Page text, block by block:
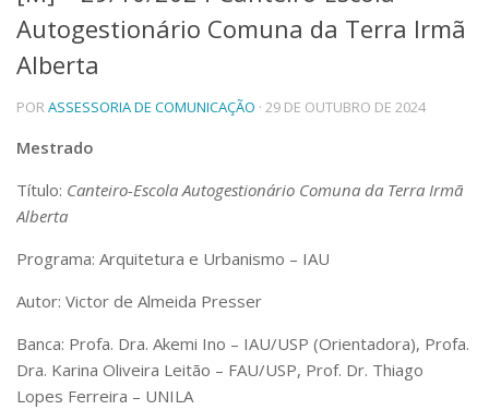
Telefones e Mapas
Pessoas
Ensino
Graduação
Educação a distância
Pesquisa e Inovação
Centros, Núcleos e Projetos em Rede
Iniciação Científica
Transferência de Tecnologia
Empresas Juniores
Extensão à Comunidade
Autogestionário Comuna da Terra Irmã
Alberta
PORASSESSORIA DE COMUNICAÇÃO · 29 DE OUTUBRO DE 2024
Mestrado
Título: Canteiro-Escola Autogestionário Comuna da Terra Irmã
Alberta
Programa: Arquitetura e Urbanismo – IAU
Autor: Victor de Almeida Presser
Banca: Profa. Dra. Akemi Ino – IAU/USP (Orientadora), Profa.
Dra. Karina Oliveira Leitão – FAU/USP, Prof. Dr. Thiago
Lopes Ferreira – UNILA